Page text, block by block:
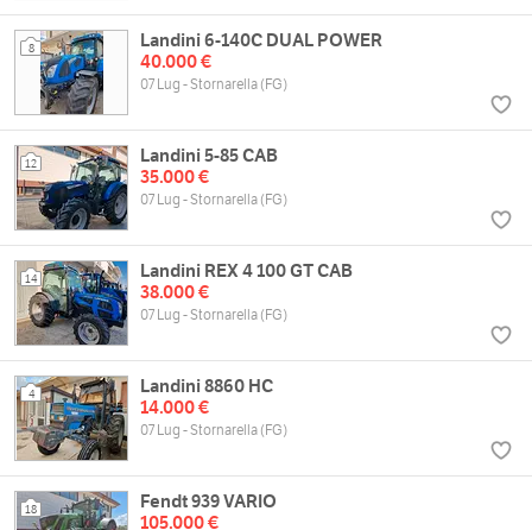
8
Landini 6-140C DUAL POWER
40.000 €
07 Lug - Stornarella (FG)
12
Landini 5-85 CAB
35.000 €
07 Lug - Stornarella (FG)
14
Landini REX 4 100 GT CAB
38.000 €
07 Lug - Stornarella (FG)
4
Landini 8860 HC
14.000 €
07 Lug - Stornarella (FG)
18
Fendt 939 VARIO
105.000 €